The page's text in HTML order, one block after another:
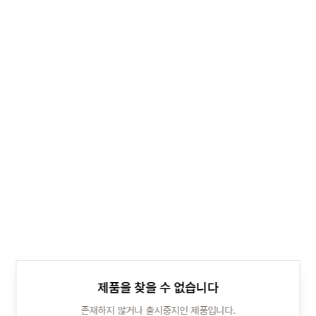
제품을 찾을 수 없습니다
존재하지 않거나 출시중지인 제품입니다.